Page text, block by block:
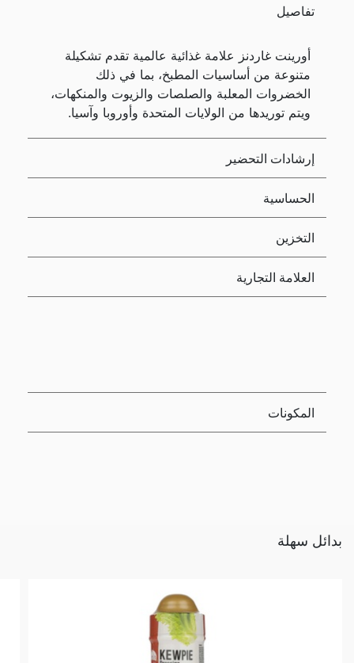
تفاصيل
أورينت غاردنز علامة غذائية عالمية تقدم تشكيلة
متنوعة من أساسيات المطبخ، بما في ذلك
الخضروات المعلبة والصلصات والزيوت والمنكهات،
ويتم توريدها من الولايات المتحدة وأوروبا وآسيا.
إرشادات التحضير
الحساسية
التخزين
العلامة التجارية
المكونات
بدائل سهلة